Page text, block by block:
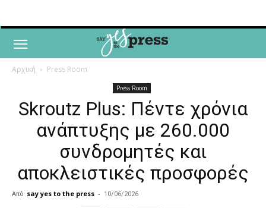
Αρχική Press Room
Press Room
Skroutz Plus: Πέντε χρόνια
ανάπτυξης με 260.000
συνδρομητές και
αποκλειστικές προσφορές
Από say yes to the press - 10/06/2026